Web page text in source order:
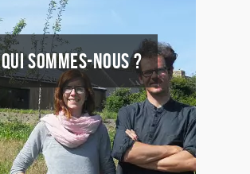
QUI SOMMES-NOUS ?